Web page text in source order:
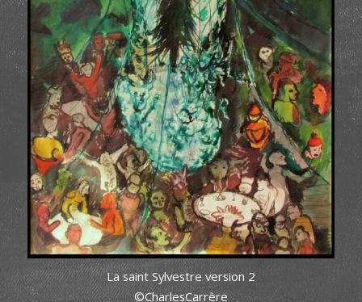
La saint Sylvestre version 2
©CharlesCarrère